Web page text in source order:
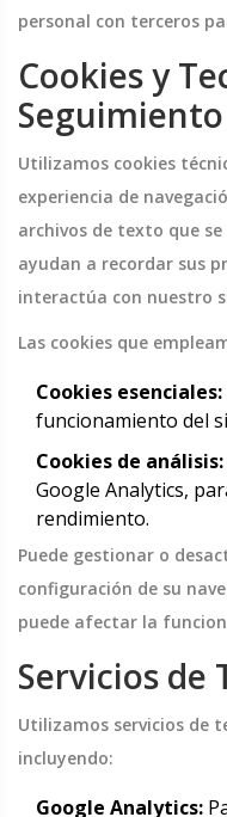
personal con terceros
Cookies y
Seguimiento
Utilizamos cookies
experiencia de
archivos de texto que
ayudan a recordar sus
interactúa con nuestro
Las cookies que
Cookies esenciales:
funcionamiento del
Cookies de análisis:
Google Analytics,
rendimiento.
Puede gestionar o
configuración de su
puede afectar la
Servicios de
Utilizamos servicios de
incluyendo:
Google Analytics: